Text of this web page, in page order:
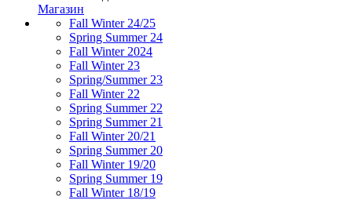
Магазин
Fall Winter 24/25
Spring Summer 24
Fall Winter 2024
Fall Winter 23
Spring/Summer 23
Fall Winter 22
Spring Summer 22
Spring Summer 21
Fall Winter 20/21
Spring Summer 20
Fall Winter 19/20
Spring Summer 19
Fall Winter 18/19